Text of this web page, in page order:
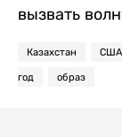
вызвать
Казахстан США
год образ